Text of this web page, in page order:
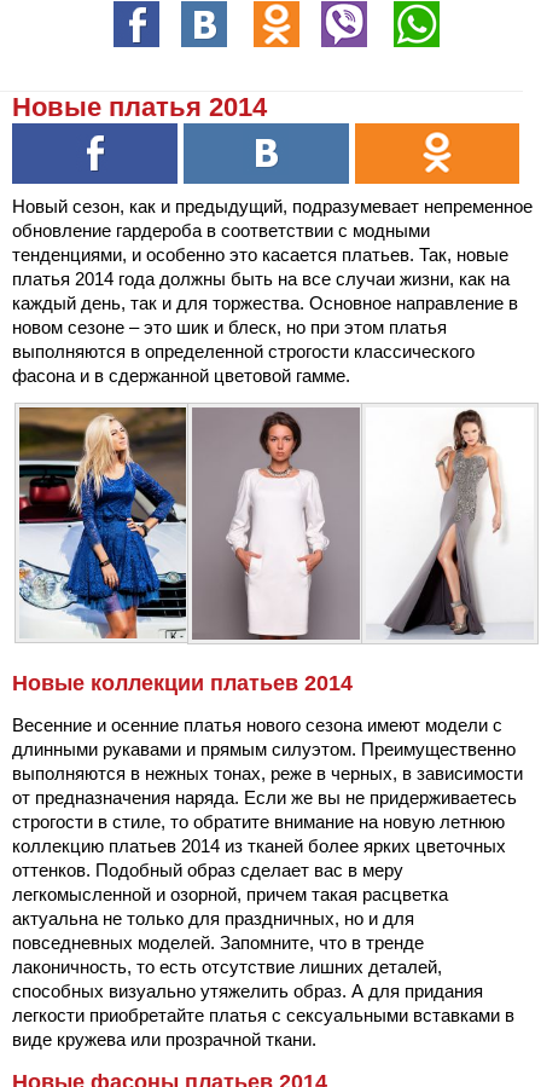
Новые платья 2014
Новый сезон, как и предыдущий, подразумевает непременное
обновление гардероба в соответствии с модными
тенденциями, и особенно это касается платьев. Так, новые
платья 2014 года должны быть на все случаи жизни, как на
каждый день, так и для торжества. Основное направление в
новом сезоне – это шик и блеск, но при этом платья
выполняются в определенной строгости классического
фасона и в сдержанной цветовой гамме.
Новые коллекции платьев 2014
Весенние и осенние платья нового сезона имеют модели с
длинными рукавами и прямым силуэтом. Преимущественно
выполняются в нежных тонах, реже в черных, в зависимости
от предназначения наряда. Если же вы не придерживаетесь
строгости в стиле, то обратите внимание на новую летнюю
коллекцию платьев 2014 из тканей более ярких цветочных
оттенков. Подобный образ сделает вас в меру
легкомысленной и озорной, причем такая расцветка
актуальна не только для праздничных, но и для
повседневных моделей. Запомните, что в тренде
лаконичность, то есть отсутствие лишних деталей,
способных визуально утяжелить образ. А для придания
легкости приобретайте платья с сексуальными вставками в
виде кружева или прозрачной ткани.
Новые фасоны платьев 2014